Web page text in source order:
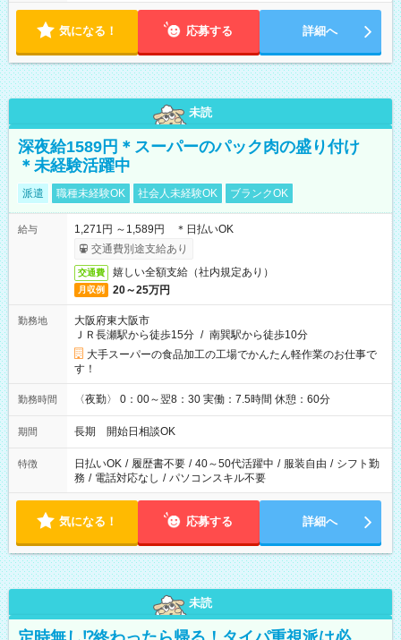
気になる！ 応募する 詳細へ
未読
深夜給1589円＊スーパーのパック肉の盛り付け
＊未経験活躍中
派遣 職種未経験OK 社会人未経験OK ブランクOK
給与
1,271円 ～1,589円 ＊日払いOK
交通費別途支給あり
交通費 嬉しい全額支給（社内規定あり）
月収例 20～25万円
勤務地
大阪府東大阪市
ＪＲ長瀬駅から徒歩15分 / 南巽駅から徒歩10分
大手スーパーの食品加工の工場でかんたん軽作業のお仕事で
す！
勤務時間 〈夜勤〉 0：00～翌8：30 実働：7.5時間 休憩：60分
期間 長期 開始日相談OK
特徴 日払いOK / 履歴書不要 / 40～50代活躍中 / 服装自由 / シフト勤
務 / 電話対応なし / パソコンスキル不要
気になる！ 応募する 詳細へ
未読